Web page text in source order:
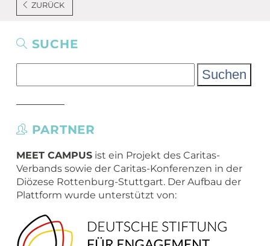
ZURÜCK
SUCHE
PARTNER
MEET CAMPUSist ein Projekt des Caritas-
Verbands sowie der Caritas-Konferenzen in der
Diözese Rottenburg-Stuttgart. Der Aufbau der
Plattform wurde unterstützt von: